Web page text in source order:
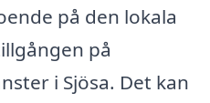
på den lokala
på
i Sjösa. Det kan